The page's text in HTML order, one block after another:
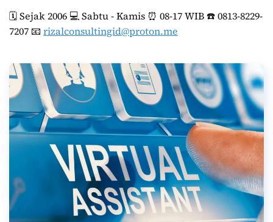
🗓️ Sejak 2006 💻 Sabtu - Kamis ⏰ 08-17 WIB ☎️ 0813-8229-
7207 📧 rizalconsultingid@proton.me